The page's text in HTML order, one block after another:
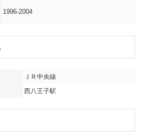
1996-2004
ＪＲ中央線
西八王子駅